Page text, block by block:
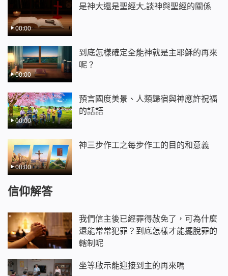
00:00
是神大還是聖經大,談神與聖經的關係
00:00
到底怎樣確定全能神就是主耶穌的再來
呢？
00:00
預言國度美景、人類歸宿與神應許祝福
的話語
00:00
神三步作工之每步作工的目的和意義
信仰解答
我們信主後已經罪得赦免了，可為什麼
還能常常犯罪？到底怎樣才能擺脫罪的
轄制呢
坐等啟示能迎接到主的再來嗎